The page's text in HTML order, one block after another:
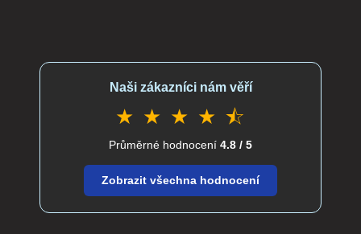
Naši zákazníci nám věří
★ ★ ★ ★ ⯪
Průměrné hodnocení 4.8 / 5
Zobrazit všechna hodnocení